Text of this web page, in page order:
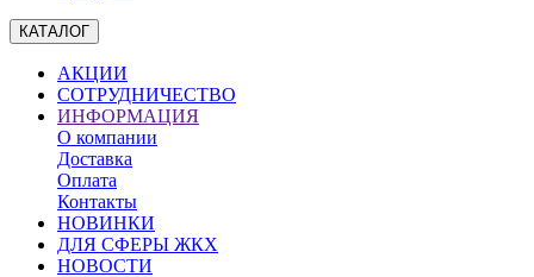
КАТАЛОГ
АКЦИИ
СОТРУДНИЧЕСТВО
ИНФОРМАЦИЯ
О компании
Доставка
Оплата
Контакты
НОВИНКИ
ДЛЯ СФЕРЫ ЖКХ
НОВОСТИ